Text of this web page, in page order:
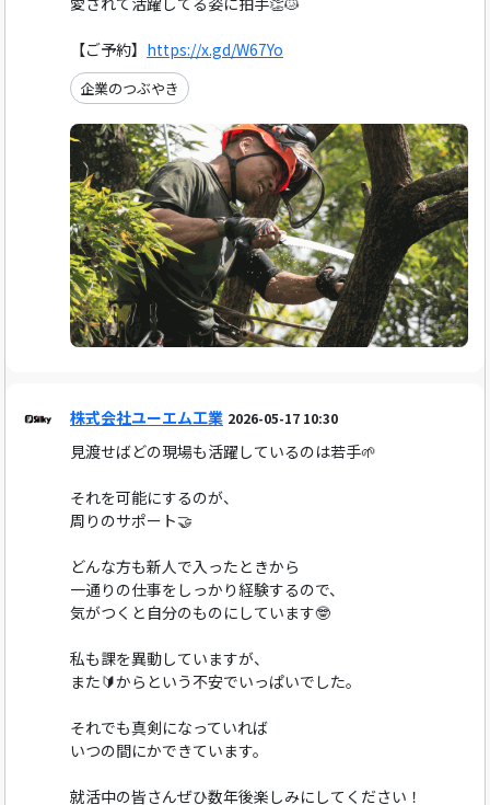
【ご予約】 https://x.gd/W67Yo
企業のつぶやき
株式会社ユーエム工業 2026-05-17 10:30
見渡せばどの現場も活躍しているのは若手🌱
それを可能にするのが、
周りのサポート🤝
どんな方も新人で入ったときから
一通りの仕事をしっかり経験するので、
気がつくと自分のものにしています🤓
私も課を異動していますが、
また🔰からという不安でいっぱいでした。
それでも真剣になっていれば
いつの間にかできています。
就活中の皆さんぜひ数年後楽しみにしてください！